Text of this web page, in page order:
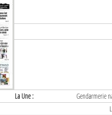
La Une :
Gendarmerie